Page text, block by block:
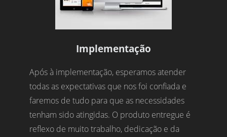
Implementação
Após à implementação, esperamos atender
todas as expectativas que nos foi confiada e
faremos de tudo para que as necessidades
tenham sido atingidas. O produto entregue é
reflexo de muito trabalho, dedicação e da